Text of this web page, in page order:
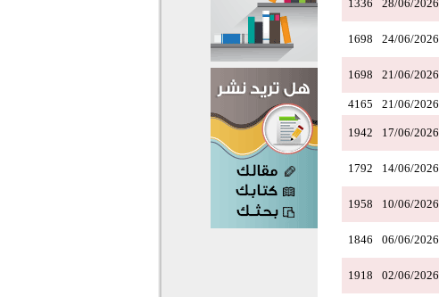
28/06/2026
1336
24/06/2026
1698
21/06/2026
1698
21/06/2026
4165
17/06/2026
1942
14/06/2026
1792
10/06/2026
1958
06/06/2026
1846
02/06/2026
1918